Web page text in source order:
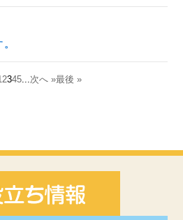
2345 次へ »最後 »